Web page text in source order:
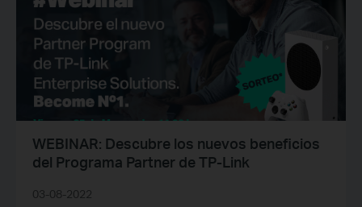
WEBINAR: Descubre los nuevos beneficios
del Programa Partner de TP-Link
03-08-2022